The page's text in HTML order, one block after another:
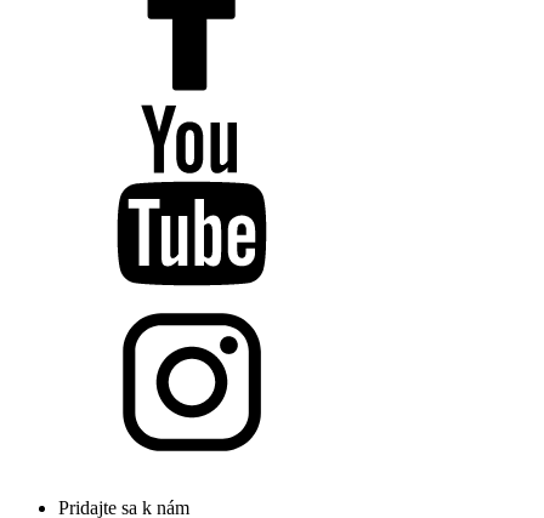
Pridajte sa k nám